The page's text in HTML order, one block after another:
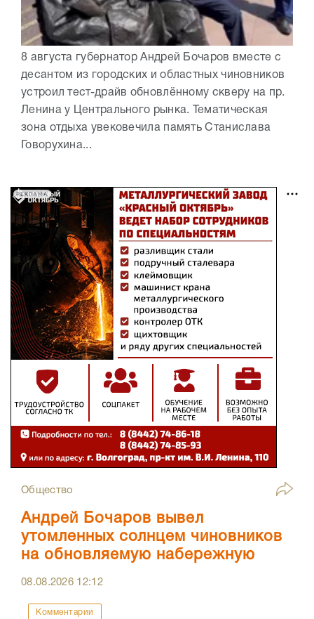
8 августа губернатор Андрей Бочаров вместе с
десантом из городских и областных чиновников
устроил тест-драйв обновлённому скверу на пр.
Ленина у Центрального рынка. Тематическая
зона отдыха увековечила память Станислава
Говорухина...
РЕКЛАМА
Общество
Андрей Бочаров вывел
утомленных солнцем чиновников
на обновляемую набережную
08.08.2026 12:12
Комментарии